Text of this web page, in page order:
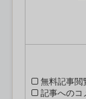
無料記事閲
記事へのコ